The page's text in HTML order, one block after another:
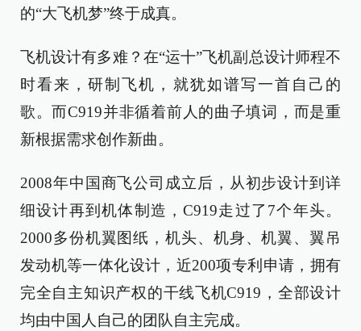
的“大飞机梦”终于成真。
飞机设计有多难？在“运十”飞机副总设计师程不
时看来，研制飞机，就犹如谱写一首自己的
歌。而C919并非循着前人的曲子填词，而是重
新根据需求创作新曲。
2008年中国商飞公司成立后，从初步设计到详
细设计再到机体制造，C919走过了7个年头。
2000多份机翼图纸，机头、机身、机翼、翼吊
发动机等一体化设计，近200项专利申请，拥有
完全自主知识产权的干线飞机C919，全部设计
均由中国人自己的团队自主完成。